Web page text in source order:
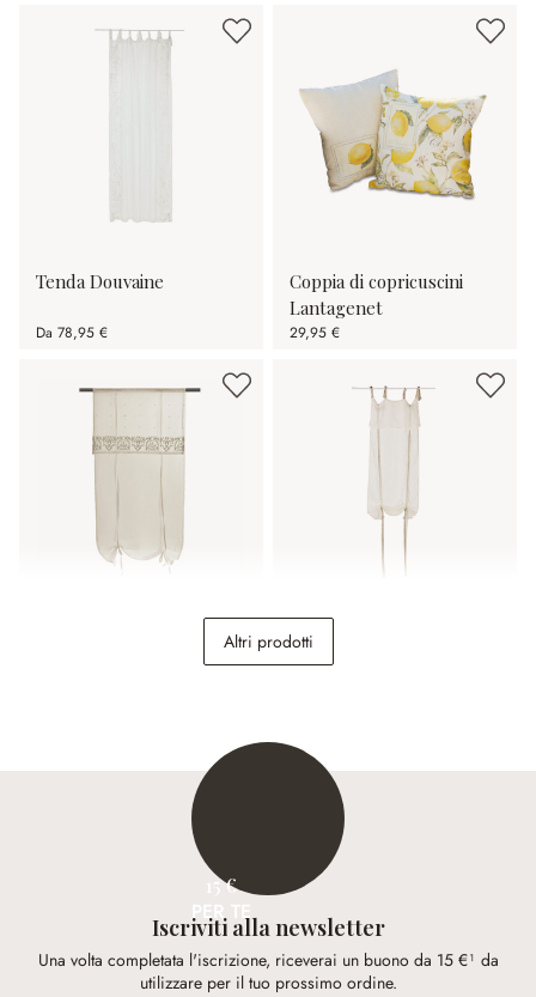
Tenda Douvaine
Da 78,95 €
Coppia di copricuscini
Lantagenet
29,95 €
Tendina Febe
Altri prodotti
15 €
PER TE
Iscriviti alla newsletter
Una volta completata l'iscrizione, riceverai un buono da 15 €¹ da
utilizzare per il tuo prossimo ordine.